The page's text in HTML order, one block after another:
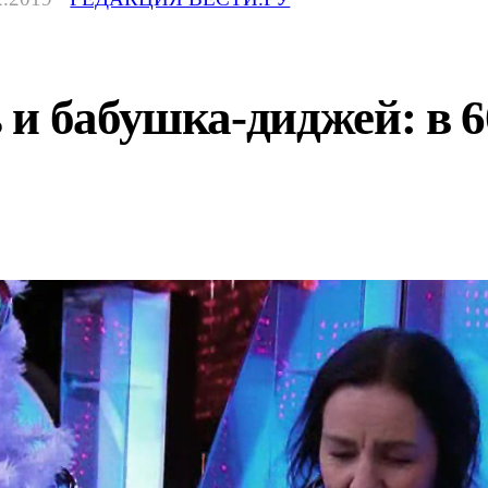
бабушка-диджей: в